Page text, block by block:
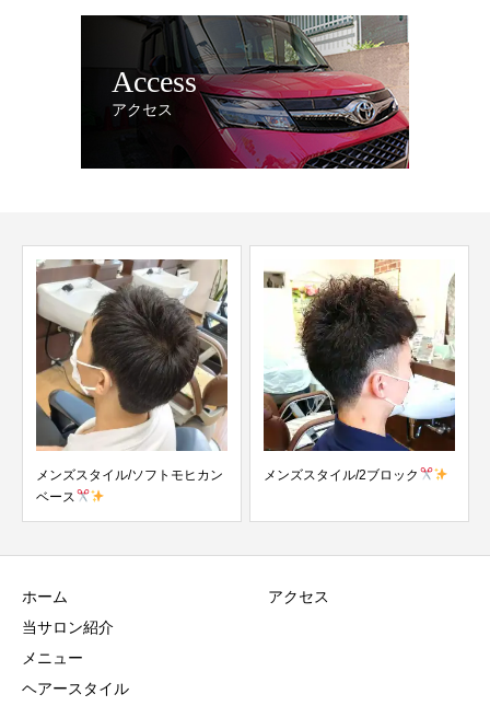
Access
アクセス
メンズスタイル/ソフトモヒカン
ベース
メンズスタイル/2ブロック
ホーム
当サロン紹介
メニュー
ヘアースタイル
アクセス